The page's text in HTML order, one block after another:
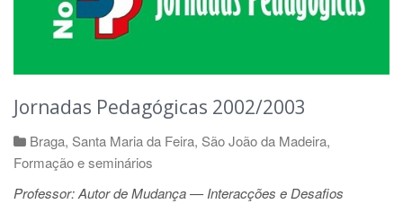
Jornadas Pedagógicas 2002/2003
Braga, Santa Maria da Feira, São João da Madeira,
Formação e seminários
Professor: Autor de Mudança — Interacções e Desafios